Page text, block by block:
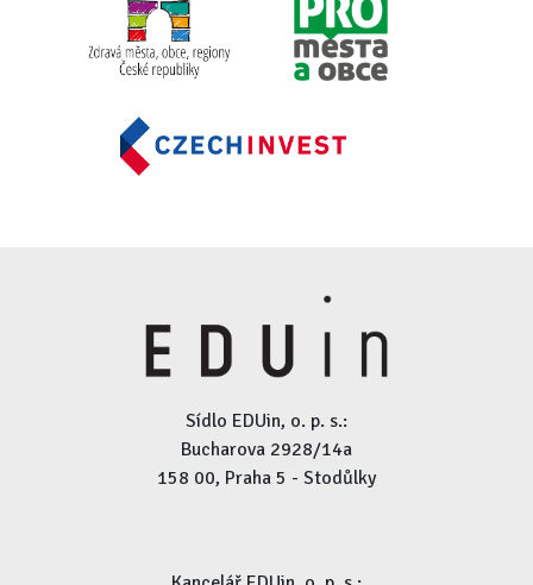
Sídlo EDUin, o. p. s.:
Bucharova 2928/14a
158 00, Praha 5 - Stodůlky